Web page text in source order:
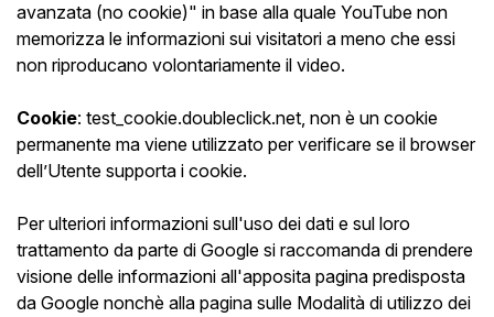
avanzata (no cookie)" in base alla quale YouTube non
memorizza le informazioni sui visitatori a meno che essi
non riproducano volontariamente il video.
Cookie: test_cookie.doubleclick.net, non è un cookie
permanente ma viene utilizzato per verificare se il browser
dell’Utente supporta i cookie.
Per ulteriori informazioni sull'uso dei dati e sul loro
trattamento da parte di Google si raccomanda di prendere
visione delle informazioni all'apposita pagina predisposta
da Google nonchè alla pagina sulle Modalità di utilizzo dei